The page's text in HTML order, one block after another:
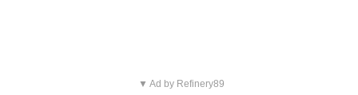
▼ Ad by Refinery89